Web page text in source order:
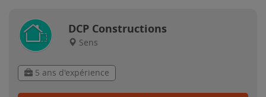
DCP Constructions
Sens
5 ans d'expérience